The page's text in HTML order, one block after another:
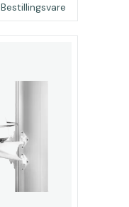
Bestillingsvare